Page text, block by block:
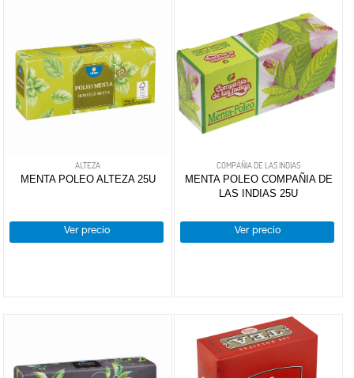
ALTEZA
MENTA POLEO ALTEZA 25U
Ver precio
COMPAÑIA DE LAS INDIAS
MENTA POLEO COMPAÑIA DE
LAS INDIAS 25U
Ver precio